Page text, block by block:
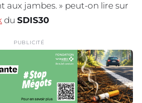
aux jambes. » peut-on lire sur
du SDIS30
PUBLICITÉ